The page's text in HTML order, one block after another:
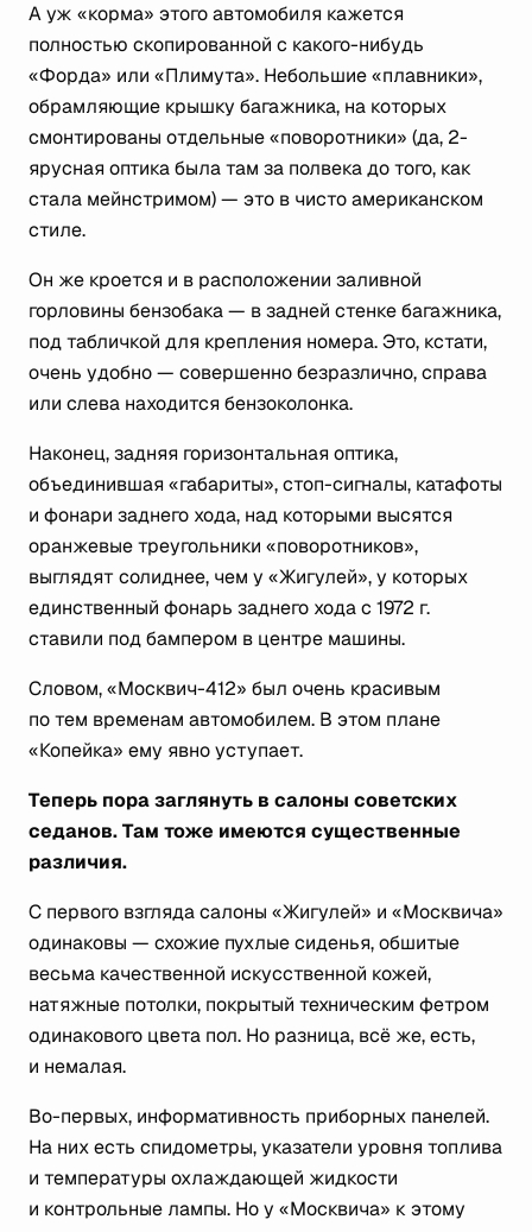
А уж «корма» этого автомобиля кажется
полностью скопированной с какого-нибудь
«Форда» или «Плимута». Небольшие «плавники»,
обрамляющие крышку багажника, на которых
смонтированы отдельные «поворотники» (да, 2-
ярусная оптика была там за полвека до того, как
стала мейнстримом) — это в чисто американском
стиле.
Он же кроется и в расположении заливной
горловины бензобака — в задней стенке багажника,
под табличкой для крепления номера. Это, кстати,
очень удобно — совершенно безразлично, справа
или слева находится бензоколонка.
Наконец, задняя горизонтальная оптика,
объединившая «габариты», стоп-сигналы, катафоты
и фонари заднего хода, над которыми высятся
оранжевые треугольники «поворотников»,
выглядят солиднее, чем у «Жигулей», у которых
единственный фонарь заднего хода с 1972 г.
ставили под бампером в центре машины.
Словом, «Москвич-412» был очень красивым
по тем временам автомобилем. В этом плане
«Копейка» ему явно уступает.
Теперь пора заглянуть в салоны советских
седанов. Там тоже имеются существенные
различия.
С первого взгляда салоны «Жигулей» и «Москвича»
одинаковы — схожие пухлые сиденья, обшитые
весьма качественной искусственной кожей,
натяжные потолки, покрытый техническим фетром
одинакового цвета пол. Но разница, всё же, есть,
и немалая.
Во-первых, информативность приборных панелей.
На них есть спидометры, указатели уровня топлива
и температуры охлаждающей жидкости
и контрольные лампы. Но у «Москвича» к этому